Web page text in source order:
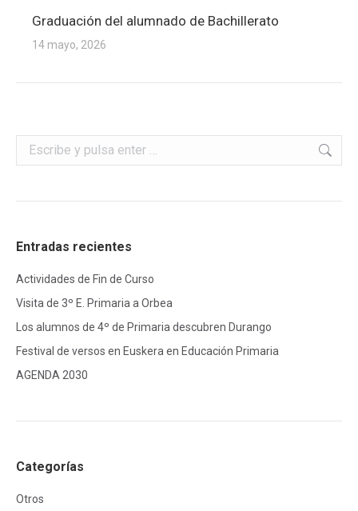
Graduación del alumnado de Bachillerato
14 mayo, 2026
Buscar:
Entradas recientes
Actividades de Fin de Curso
Visita de 3º E. Primaria a Orbea
Los alumnos de 4º de Primaria descubren Durango
Festival de versos en Euskera en Educación Primaria
AGENDA 2030
Categorías
Otros